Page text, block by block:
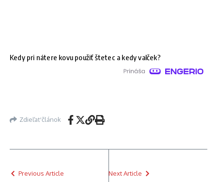
Kedy pri nátere kovu použiť štetec a kedy valček?
Zdieľať článok
Previous Article Next Article